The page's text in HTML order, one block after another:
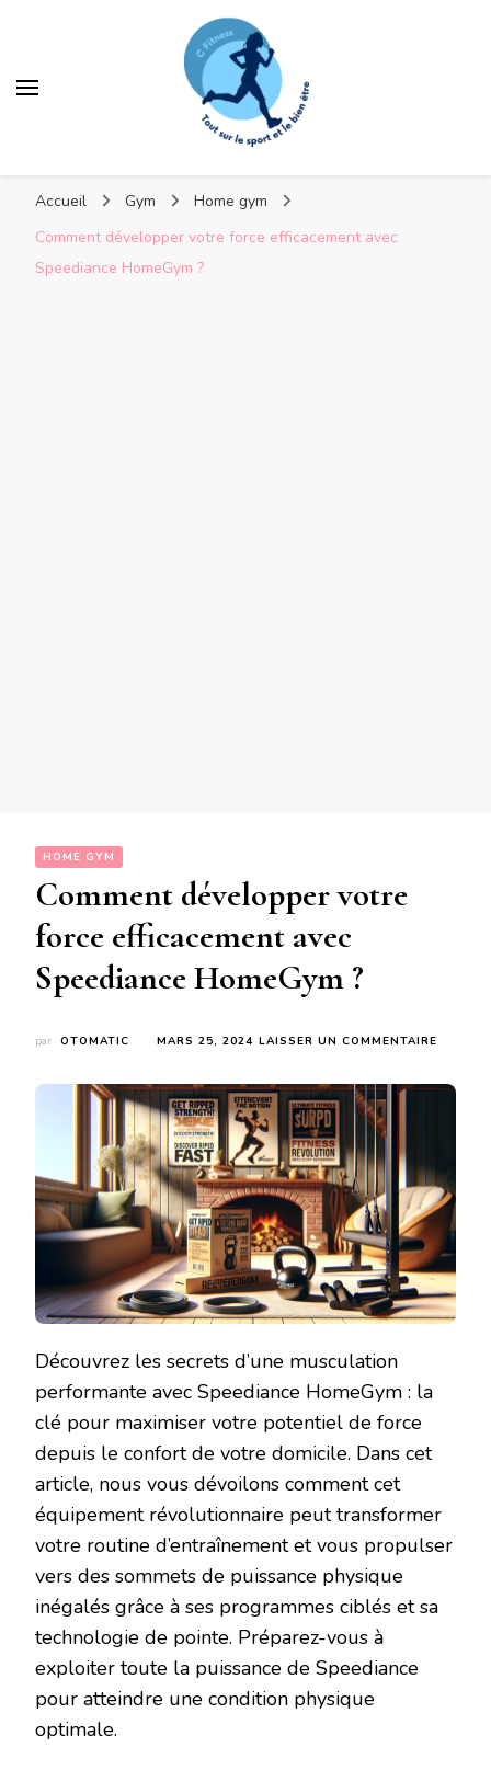
Accueil Gym
Home gym
Comment développer votre force efficacement avec
Speediance HomeGym ?
HOME GYM
Comment développer votre
force efficacement avec
Speediance HomeGym ?
par OTOMATIC MARS 25, 2024 LAISSER UN COMMENTAIRE
Découvrez les secrets d’une musculation
performante avec Speediance HomeGym : la
clé pour maximiser votre potentiel de force
depuis le confort de votre domicile. Dans cet
article, nous vous dévoilons comment cet
équipement révolutionnaire peut transformer
votre routine d’entraînement et vous propulser
vers des sommets de puissance physique
inégalés grâce à ses programmes ciblés et sa
technologie de pointe. Préparez-vous à
exploiter toute la puissance de Speediance
pour atteindre une condition physique
optimale.